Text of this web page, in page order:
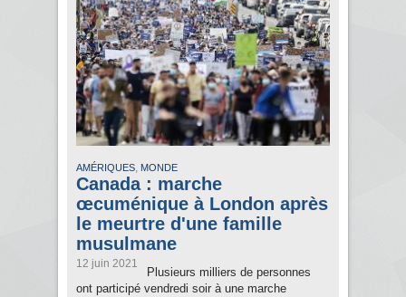
AMÉRIQUES, MONDE
Canada : marche
œcuménique à London après
le meurtre d'une famille
musulmane
12 juin 2021
Plusieurs milliers de personnes
ont participé vendredi soir à une marche